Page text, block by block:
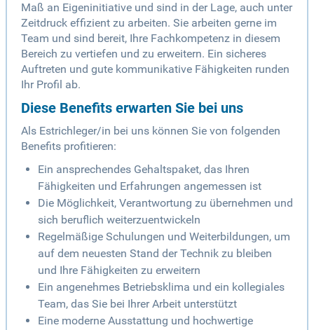
Maß an Eigeninitiative und sind in der Lage, auch unter
Zeitdruck effizient zu arbeiten. Sie arbeiten gerne im
Team und sind bereit, Ihre Fachkompetenz in diesem
Bereich zu vertiefen und zu erweitern. Ein sicheres
Auftreten und gute kommunikative Fähigkeiten runden
Ihr Profil ab.
Diese Benefits erwarten Sie bei uns
Als Estrichleger/in bei uns können Sie von folgenden
Benefits profitieren:
Ein ansprechendes Gehaltspaket, das Ihren
Fähigkeiten und Erfahrungen angemessen ist
Die Möglichkeit, Verantwortung zu übernehmen und
sich beruflich weiterzuentwickeln
Regelmäßige Schulungen und Weiterbildungen, um
auf dem neuesten Stand der Technik zu bleiben
und Ihre Fähigkeiten zu erweitern
Ein angenehmes Betriebsklima und ein kollegiales
Team, das Sie bei Ihrer Arbeit unterstützt
Eine moderne Ausstattung und hochwertige